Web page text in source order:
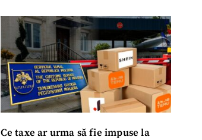
Ce taxe ar urma să fie impuse la